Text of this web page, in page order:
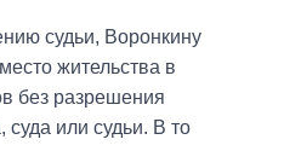
судьи, Воронкину
жительства в
без разрешения
суда или судьи. В то